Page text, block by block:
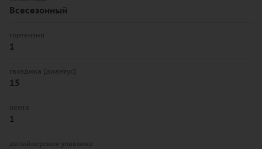
Всесезонный
1
15
1